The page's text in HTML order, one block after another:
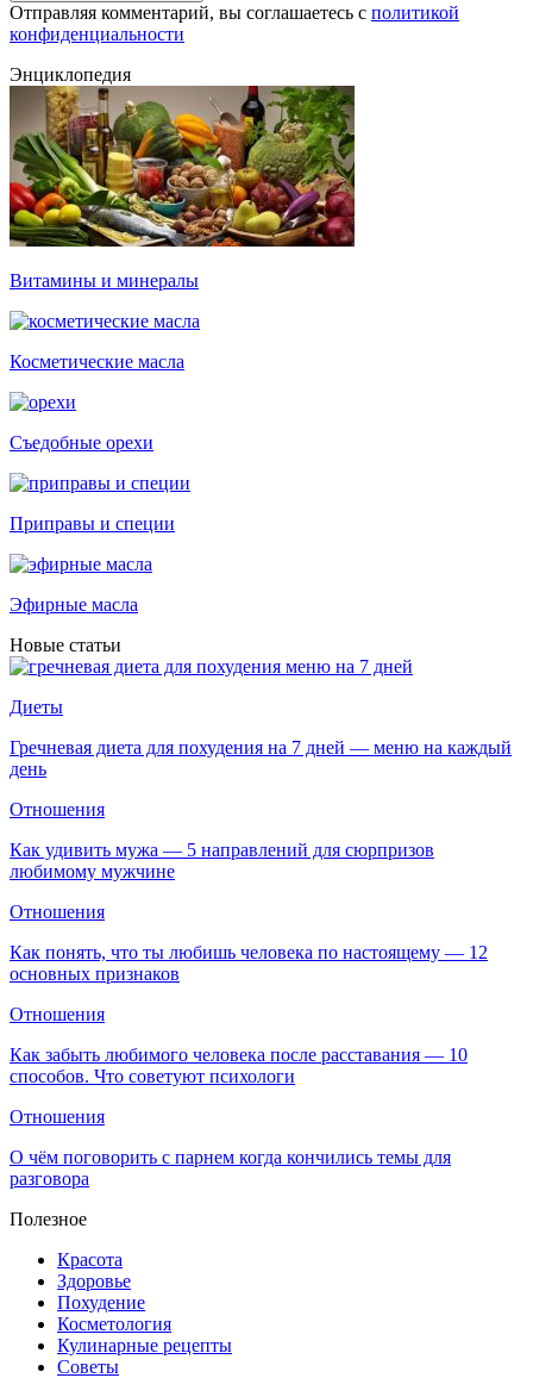
Отправляя комментарий, вы соглашаетесь с политикой
конфиденциальности
Энциклопедия
Витамины и минералы
Косметические масла
Съедобные орехи
Приправы и специи
Эфирные масла
Новые статьи
Диеты
Гречневая диета для похудения на 7 дней — меню на каждый
день
Отношения
Как удивить мужа — 5 направлений для сюрпризов
любимому мужчине
Отношения
Как понять, что ты любишь человека по настоящему — 12
основных признаков
Отношения
Как забыть любимого человека после расставания — 10
способов. Что советуют психологи
Отношения
О чём поговорить с парнем когда кончились темы для
разговора
Полезное
Красота
Здоровье
Похудение
Косметология
Кулинарные рецепты
Советы